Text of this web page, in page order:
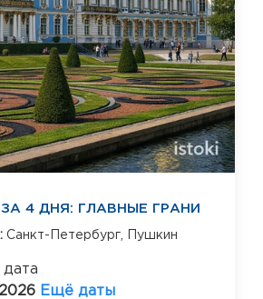
ЗА 4 ДНЯ: ГЛАВНЫЕ ГРАНИ
Санкт-Петербург, Пушкин
Ещё даты